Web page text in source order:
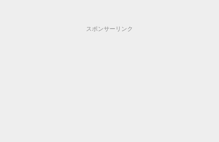
スポンサーリンク